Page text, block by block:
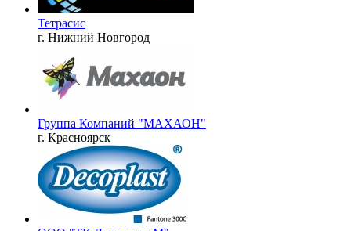
Тетрасис
г. Нижний Новгород
Группа Компаний "МАХАОН"
г. Красноярск